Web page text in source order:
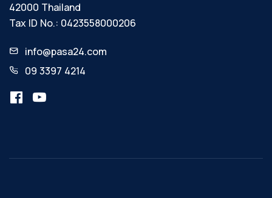
42000 Thailand
Tax ID No.: 0423558000206
info@pasa24.com
09 3397 4214